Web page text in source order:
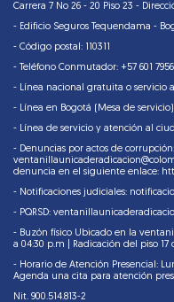
Carrera 7 No 26 - 20 Piso 23 -
- Edificio Seguros Tequendama -
- Código postal: 110311
- Teléfono Conmutador: +57 601
- Línea nacional gratuita o servicio
- Línea en Bogotá (Mesa de servicio):
- Línea de servicio y atención al
- Denuncias por actos de corrupción:
denuncia en el siguiente enlace:
- Notificaciones judiciales:
- PQRSD:
- Buzón físico Ubicado en la
a 04:30 p.m | Radicación del piso
- Horario de Atención Presencial:
Agenda una cita para atención
Nit. 900.514.813-2